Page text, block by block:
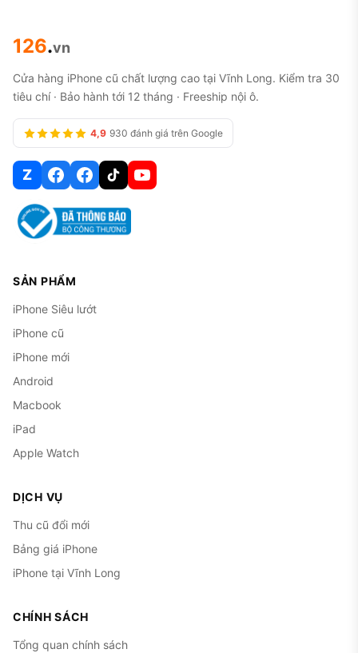
126.vn
Cửa hàng iPhone cũ chất lượng cao tại Vĩnh Long. Kiểm tra 30
tiêu chí · Bảo hành tới 12 tháng · Freeship nội ô.
4,9 930 đánh giá trên Google
Z
SẢN PHẨM
iPhone Siêu lướt
iPhone cũ
iPhone mới
Android
Macbook
iPad
Apple Watch
DỊCH VỤ
Thu cũ đổi mới
Bảng giá iPhone
iPhone tại Vĩnh Long
CHÍNH SÁCH
Tổng quan chính sách